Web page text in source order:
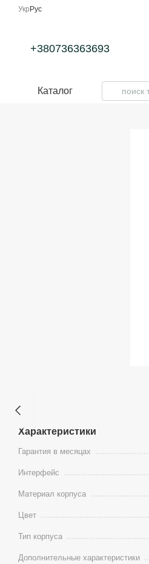
Перейти к основному контенту
Укр Рус
+380736363693
Каталог
Характеристики
Гарантия в месяцах
Интерфейс
Материал корпуса
Цвет
Тип корпуса
Дополнительные характеристики